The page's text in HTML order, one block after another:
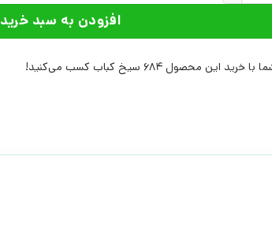
افزودن به سبد خرید
با خرید این محصول 684 سیخ کباب کسب می‌کنید!